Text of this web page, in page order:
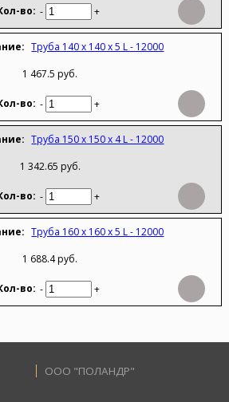
- +
Труба 140 х 140 х 5 L - 12000
1 467.5 руб.
- +
Труба 150 х 150 х 4 L - 12000
1 342.65 руб.
- +
Труба 160 х 160 х 5 L - 12000
1 688.4 руб.
- +
ООО "ПОЛАНДР"